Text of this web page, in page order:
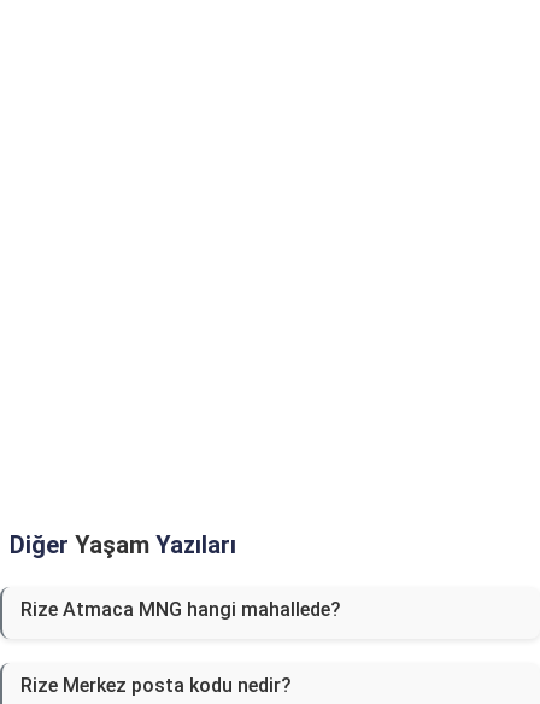
Diğer Yaşam Yazıları
Rize Atmaca MNG hangi mahallede?
Rize Merkez posta kodu nedir?